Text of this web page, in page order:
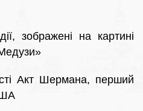
зображені на картині
Акт Шермана, перший